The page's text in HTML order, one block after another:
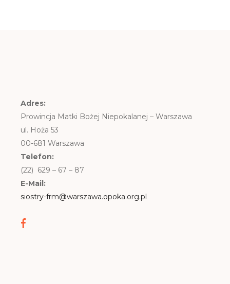
Adres:
Prowincja Matki Bożej Niepokalanej – Warszawa
ul. Hoża 53
00-681 Warszawa
Telefon:
(22) 629 – 67 – 87
E-Mail:
siostry-frm@warszawa.opoka.org.pl